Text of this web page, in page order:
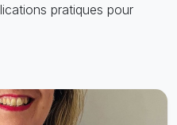
pratiques pour